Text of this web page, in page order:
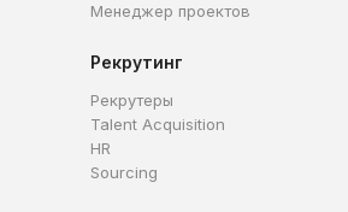
Менеджер проектов
Рекрутинг
Рекрутеры
Talent Acquisition
HR
Sourcing